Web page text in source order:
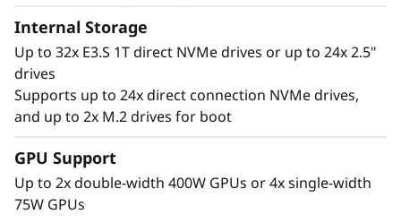
dimensiones reducidas
El Lenovo ThinkSystem 2U SR850 V4 4S admite
hasta 344 núcleos de CPU y ofrece un 33% más
Internal Storage
Up to 32x E3.S 1T direct NVMe drives or up to 24x 2.5"
drives
Supports up to 24x direct connection NVMe drives,
and up to 2x M.2 drives for boot
GPU Support
Up to 2x double-width 400W GPUs or 4x single-width
75W GPUs